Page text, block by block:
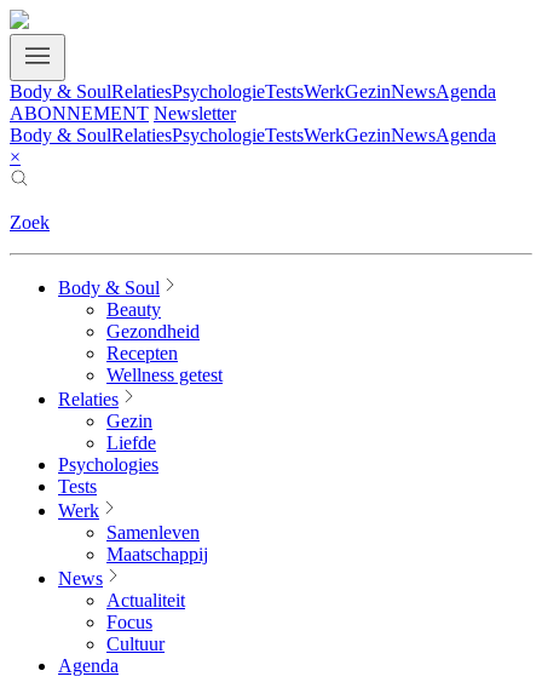
Body & SoulRelatiesPsychologieTestsWerkGezinNewsAgenda
ABONNEMENT Newsletter
Body & SoulRelatiesPsychologieTestsWerkGezinNewsAgenda
×
Zoek
Body & Soul
Beauty
Gezondheid
Recepten
Wellness getest
Relaties
Gezin
Liefde
Psychologies
Tests
Werk
Samenleven
Maatschappij
News
Actualiteit
Focus
Cultuur
Agenda